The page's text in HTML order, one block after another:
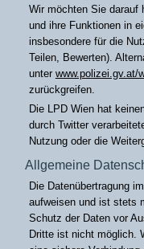
Wir möchten Sie darauf
und ihre Funktionen in
insbesondere für die
Teilen, Bewerten).
unter www.polizei.gv.at/
zurückgreifen.
Die LPD Wien hat
durch Twitter
Nutzung oder die
Allgemeine
Die Datenübertragung
aufweisen und ist stets
Schutz der Daten vor
Dritte ist nicht möglich.